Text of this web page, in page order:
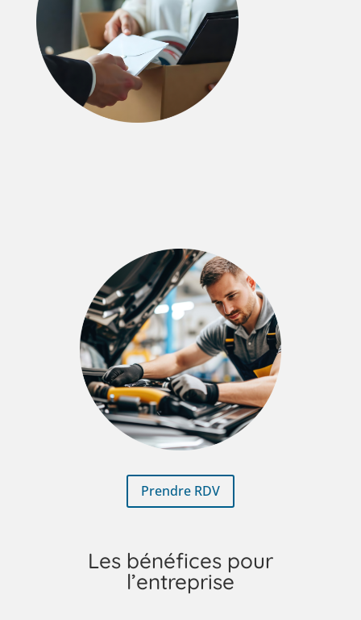
Prendre RDV
Les bénéfices pour
l’entreprise